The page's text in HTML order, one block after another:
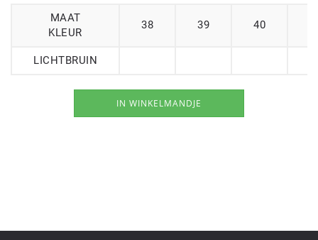
MAAT
KLEUR
38 39 40
LICHTBRUIN